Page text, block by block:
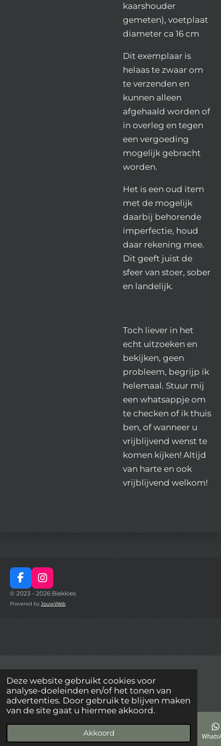
Deze website gebruikt cookies voor
analyse-doeleinden en/of het tonen van
advertenties. Door gebruik te blijven maken
van de site gaat u hiermee akkoord.
Akkoord
kaarshouder
gemeten), voetplaat
diameter ca 16 cm
Dit exemplaar is
helaas te zwaar om
te verzenden en
kunnen alleen
afgehaald worden of
in overleg en tegen
een vergoeding
mogelijk gebracht
worden.
Het is een oud item
met de mogelijk
daarbij behorende
imperfectie, houd
daar rekening mee.
Dit geeft juist de
sfeer van stoer, sober
en landelijk.
Toch liever in het
echt uitzoeken en
bekijken, geen
probleem, begrijp ik
helemaal. Stuur mij
een whatsappje om
te checken of ik thuis
ben, of wanneer u
vrijblijvend wenst te
komen kijken! Altijd
van harte en ook
vrijblijvend welkom!
F
a
c
I
n
s
© 2023 - 2026 Biekkies
Powered by JouwWeb
Telefoonnummer